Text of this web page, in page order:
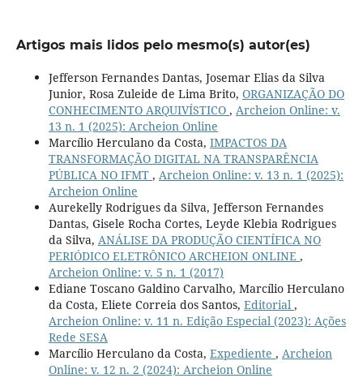
Artigos mais lidos pelo mesmo(s) autor(es)
Jefferson Fernandes Dantas, Josemar Elias da Silva
Junior, Rosa Zuleide de Lima Brito, ORGANIZAÇÃO DO
CONHECIMENTO ARQUIVÍSTICO , Archeion Online: v.
13 n. 1 (2025): Archeion Online
Marcílio Herculano da Costa, IMPACTOS DA
TRANSFORMAÇÃO DIGITAL NA TRANSPARÊNCIA
PÚBLICA NO IFMT , Archeion Online: v. 13 n. 1 (2025):
Archeion Online
Aurekelly Rodrigues da Silva, Jefferson Fernandes
Dantas, Gisele Rocha Cortes, Leyde Klebia Rodrigues
da Silva, ANÁLISE DA PRODUÇÃO CIENTÍFICA NO
PERIÓDICO ELETRÔNICO ARCHEION ONLINE ,
Archeion Online: v. 5 n. 1 (2017)
Ediane Toscano Galdino Carvalho, Marcílio Herculano
da Costa, Eliete Correia dos Santos, Editorial ,
Archeion Online: v. 11 n. Edição Especial (2023): Ações
Rede SESA
Marcílio Herculano da Costa, Expediente , Archeion
Online: v. 12 n. 2 (2024): Archeion Online